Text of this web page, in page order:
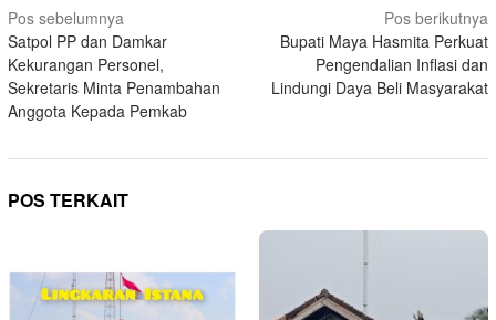
Navigasi
pos
Pos sebelumnya
Satpol PP dan Damkar
Kekurangan Personel,
Sekretaris Minta Penambahan
Anggota Kepada Pemkab
Pos berikutnya
Bupati Maya Hasmita Perkuat
Pengendalian Inflasi dan
Lindungi Daya Beli Masyarakat
POS TERKAIT